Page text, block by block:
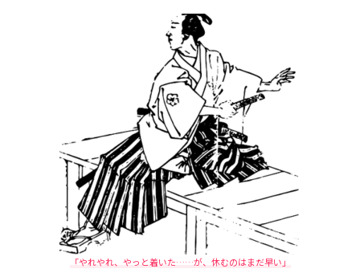
「やれやれ、やっと着いた……が、休むのはまだ早い」